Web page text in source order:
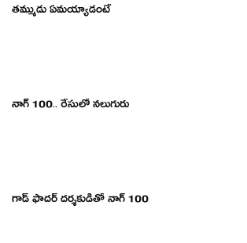
తమ్ముడు ఏమయ్యాడంటే
నాగ్ 100.. రేసులో న‌లుగురు
గాడ్ ఫాదర్ దర్శకుడితో నాగ్ 100